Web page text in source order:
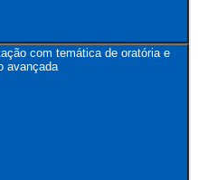
com temática de oratória e
avançada